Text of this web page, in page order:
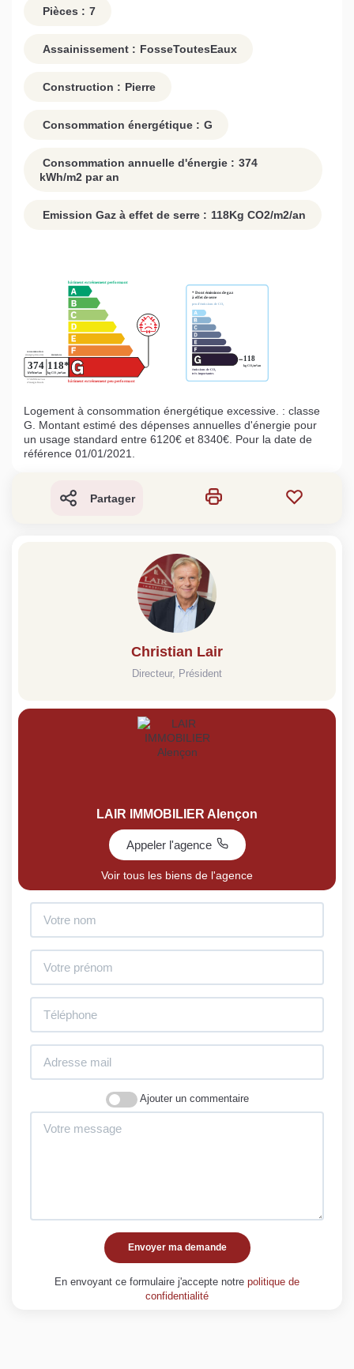
Pièces : 7
Assainissement : FosseToutesEaux
Construction : Pierre
Consommation énergétique : G
Consommation annuelle d'énergie : 374
kWh/m2 par an
Emission Gaz à effet de serre : 118Kg CO2/m2/an
Logement à consommation énergétique excessive. : classe
G. Montant estimé des dépenses annuelles d'énergie pour
un usage standard entre 6120€ et 8340€. Pour la date de
référence 01/01/2021.
Partager
Christian Lair
Directeur, Président
LAIR IMMOBILIER Alençon
Appeler l'agence
Voir tous les biens de l'agence
Ajouter un commentaire
Envoyer ma demande
En envoyant ce formulaire j'accepte notre politique de
confidentialité